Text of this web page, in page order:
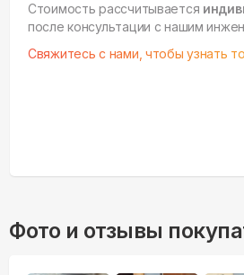
Стоимость рассчитывается
после консультации с нашим
Свяжитесь с нами, чтобы узнать
Фото и отзывы